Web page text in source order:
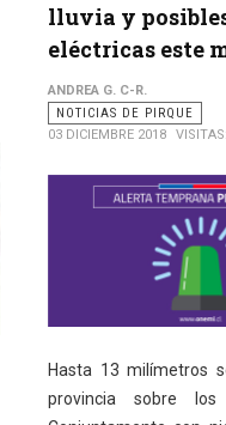
lluvia y
eléctricas este
ANDREA G. C-R.
NOTICIAS DE PIRQUE
03 DICIEMBRE 2018
Hasta 13 milímetros
provincia sobre los